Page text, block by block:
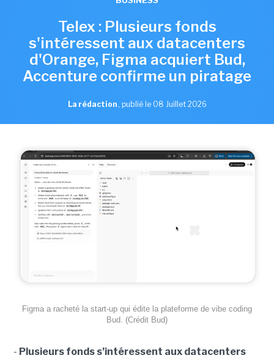
Telex : Plusieurs fonds
s'intéressent aux datacenters
d'Orange, Figma acquiert Bud,
Accenture confirme un piratage
La rédaction , publié le 08 Juillet 2026
Figma a racheté la start-up qui édite la plateforme de vibe coding
Bud. (Crédit Bud)
- Plusieurs fonds s’intéressent aux datacenters